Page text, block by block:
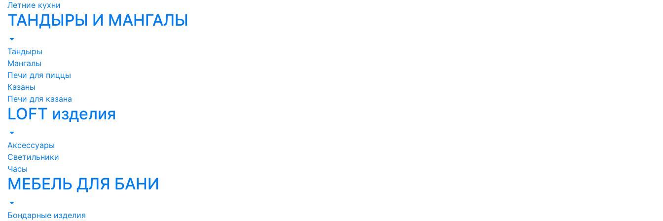
Летние кухни
ТАНДЫРЫ И МАНГАЛЫ
Тандыры
Мангалы
Печи для пиццы
Казаны
Печи для казана
LOFT изделия
Аксессуары
Светильники
Часы
МЕБЕЛЬ ДЛЯ БАНИ
Бондарные изделия